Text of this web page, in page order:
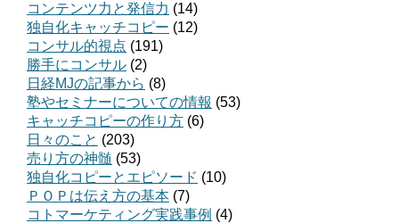
コンテンツ力と発信力 (14)
独自化キャッチコピー (12)
コンサル的視点 (191)
勝手にコンサル (2)
日経MJの記事から (8)
塾やセミナーについての情報 (53)
キャッチコピーの作り方 (6)
日々のこと (203)
売り方の神髄 (53)
独自化コピーとエピソード (10)
ＰＯＰは伝え方の基本 (7)
コトマーケティング実践事例 (4)